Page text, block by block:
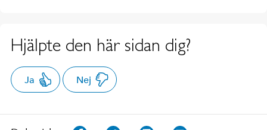
Hjälpte den här sidan dig?
Ja Nej